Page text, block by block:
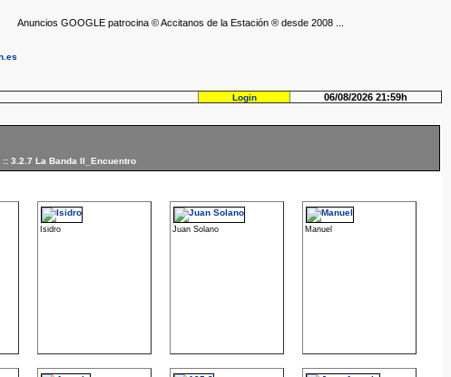
Anuncios GOOGLE patrocina © Accitanos de la Estación ® desde 2008 ...
Login 06/08/2026 21:59h
:: 3.2.7 La Banda II_Encuentro
Isidro Juan Solano Manuel